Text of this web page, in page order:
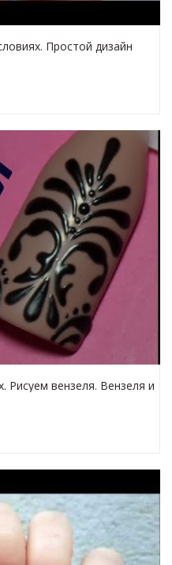
Простой дизайн
Рисуем вензеля. Вензеля и